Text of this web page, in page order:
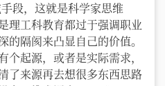
段，这就是科学家思维
理工科教育都过于强调职业
的隔阂来凸显自己的价值。
个起源，或者是实际需求，
了来源再去想很多东西思路